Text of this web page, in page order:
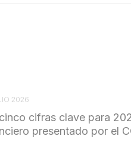
2026
cifras clave para
presentado por el